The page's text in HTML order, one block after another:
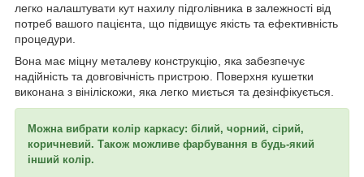
легко налаштувати кут нахилу підголівника в залежності від
потреб вашого пацієнта, що підвищує якість та ефективність
процедури.
Вона має міцну металеву конструкцію, яка забезпечує
надійність та довговічність пристрою. Поверхня кушетки
виконана з вініліскожи, яка легко миється та дезінфікується.
Можна вибрати колір каркасу: білий, чорний, сірий,
коричневий. Також можливе фарбування в будь-який
інший колір.